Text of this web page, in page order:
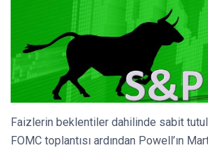
Faizlerin beklentiler dahilinde sabit
FOMC toplantısı ardından Powell’ın